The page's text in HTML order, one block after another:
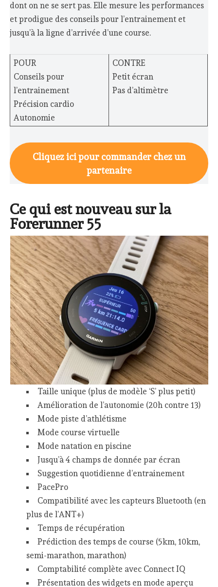
dont on ne se sert pas. Elle mesure les performances
et prodigue des conseils pour l’entrainement et
jusqu’à la ligne d’arrivée d’une course.
POUR
Conseils pour
l’entrainement
Précision cardio
Autonomie
CONTRE
Petit écran
Pas d’altimètre
Cliquez ici pour commander chez un
partenaire
Ce qui est nouveau sur la
Forerunner 55
Taille unique (plus de modèle ‘S’ plus petit)
Amélioration de l’autonomie (20h contre 13)
Mode piste d’athlétisme
Mode course virtuelle
Mode natation en piscine
Jusqu’à 4 champs de donnée par écran
Suggestion quotidienne d’entrainement
PacePro
Compatibilité avec les capteurs Bluetooth (en
plus de l’ANT+)
Temps de récupération
Prédiction des temps de course (5km, 10km,
semi-marathon, marathon)
Comptabilité complète avec Connect IQ
Présentation des widgets en mode aperçu